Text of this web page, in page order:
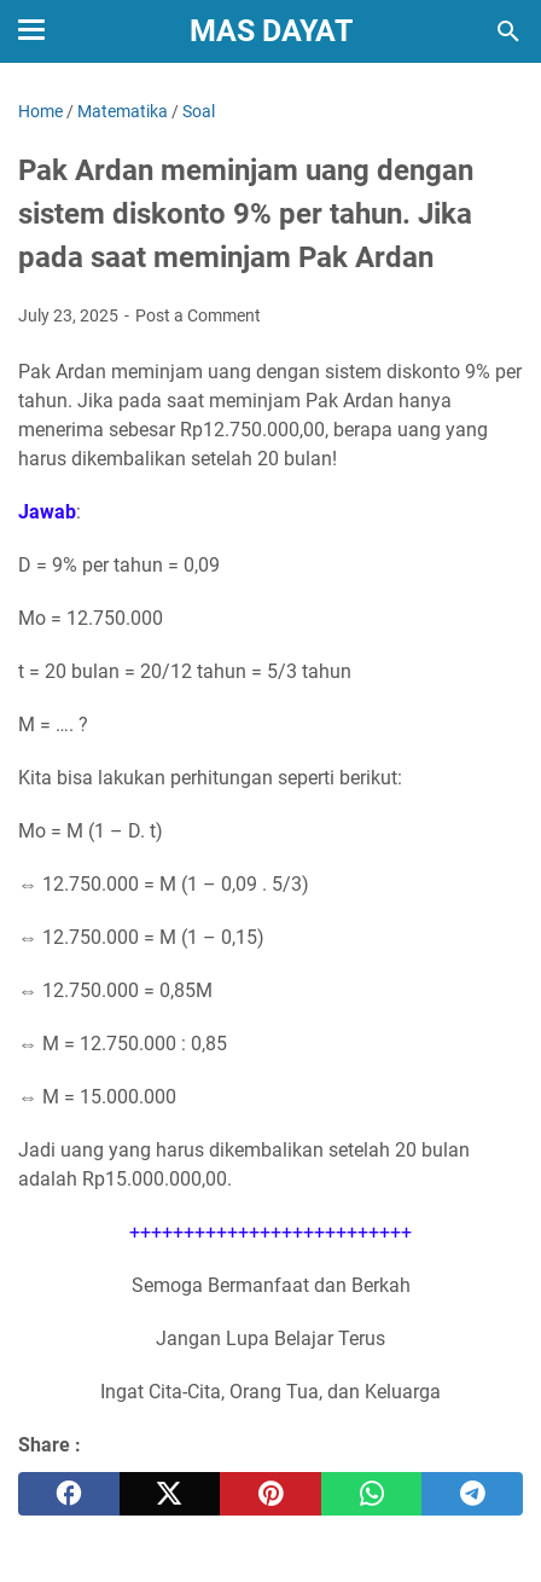
MAS DAYAT
Home / Matematika /Soal
Pak Ardan meminjam uang dengan
sistem diskonto 9% per tahun. Jika
pada saat meminjam Pak Ardan
July 23, 2025 Post a Comment
Pak Ardan meminjam uang dengan sistem diskonto 9% per
tahun. Jika pada saat meminjam Pak Ardan hanya
menerima sebesar Rp12.750.000,00, berapa uang yang
harus dikembalikan setelah 20 bulan!
Jawab:
D = 9% per tahun = 0,09
Mo = 12.750.000
t = 20 bulan = 20/12 tahun = 5/3 tahun
M = …. ?
Kita bisa lakukan perhitungan seperti berikut:
Mo = M (1 – D. t)
⇔ 12.750.000 = M (1 – 0,09 . 5/3)
⇔ 12.750.000 = M (1 – 0,15)
⇔ 12.750.000 = 0,85M
⇔ M = 12.750.000 : 0,85
⇔ M = 15.000.000
Jadi uang yang harus dikembalikan setelah 20 bulan
adalah Rp15.000.000,00.
++++++++++++++++++++++++++
Semoga Bermanfaat dan Berkah
Jangan Lupa Belajar Terus
Ingat Cita-Cita, Orang Tua, dan Keluarga
Share :